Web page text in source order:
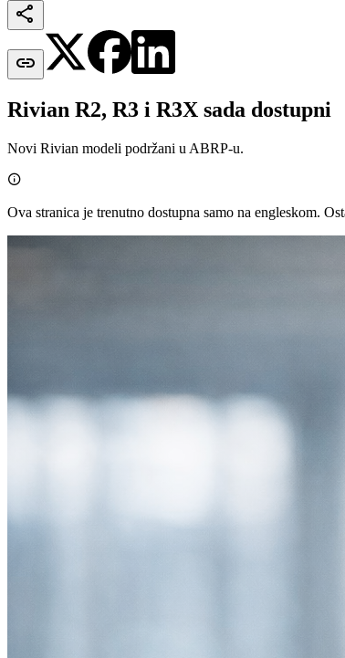


Rivian R2, R3 i R3X sada dostupni
Novi Rivian modeli podržani u ABRP-u.

Ova stranica je trenutno dostupna samo na engleskom.